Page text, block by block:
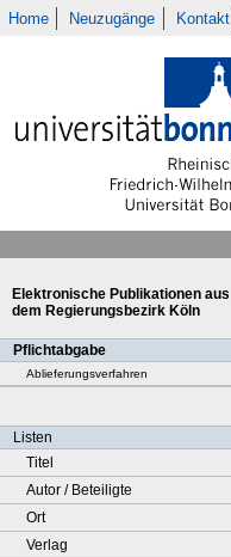
Home Neuzugänge Kontakt
Elektronische Publikationen aus
dem Regierungsbezirk Köln
Pflichtabgabe
Ablieferungsverfahren
Listen
Titel
Autor / Beteiligte
Ort
Verlag